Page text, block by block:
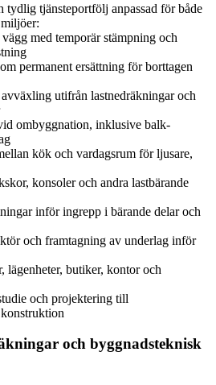
tydlig tjänsteportfölj anpassad för både
med temporär stämpning och
permanent ersättning för borttagen
utifrån lastnedräkningar och
ombyggnation, inklusive balk-
kök och vardagsrum för ljusare,
konsoler och andra lastbärande
inför ingrepp i bärande delar och
och framtagning av underlag inför
butiker, kontor och
och projektering till
och byggnadsteknisk